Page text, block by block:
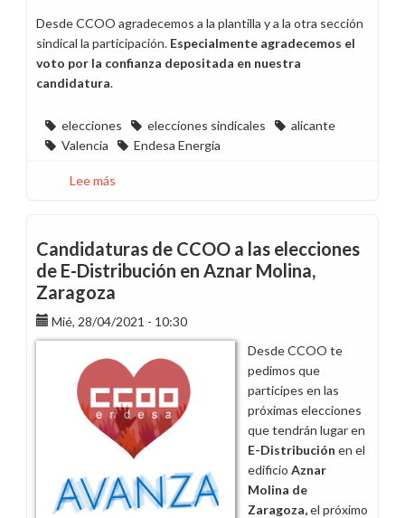
Desde CCOO agradecemos a la plantilla y a la otra sección
sindical la participación. Especialmente agradecemos el
voto por la confianza depositada en nuestra
candidatura.
elecciones elecciones sindicales
alicante
Valencia
Endesa Energía
Lee más
elecciones
sindicales
Endesa
Energía
en
Alicante
Candidaturas de CCOO a las elecciones
de E-Distribución en Aznar Molina,
Zaragoza
Mié, 28/04/2021 - 10:30
Desde CCOO te
pedimos que
participes en las
próximas elecciones
que tendrán lugar en
E-Distribución en el
edificio Aznar
Molina de
Zaragoza,el próximo